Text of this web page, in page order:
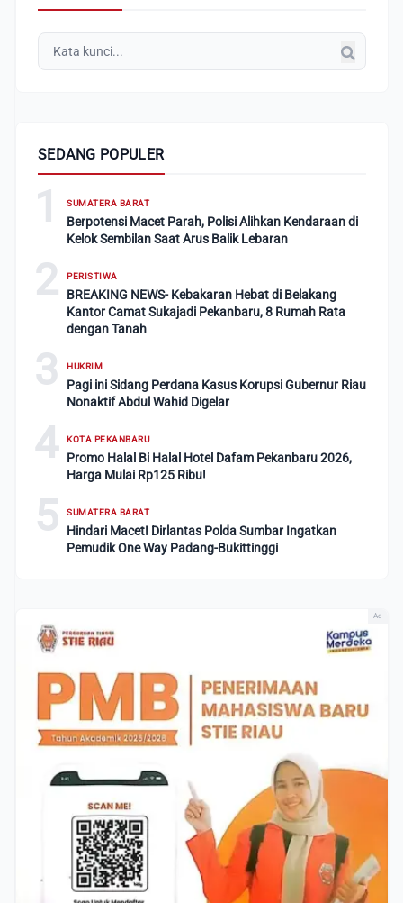
SEDANG POPULER
1 SUMATERA BARAT
Berpotensi Macet Parah, Polisi Alihkan Kendaraan di
Kelok Sembilan Saat Arus Balik Lebaran
2 PERISTIWA
BREAKING NEWS- Kebakaran Hebat di Belakang
Kantor Camat Sukajadi Pekanbaru, 8 Rumah Rata
dengan Tanah
3 HUKRIM
Pagi ini Sidang Perdana Kasus Korupsi Gubernur Riau
Nonaktif Abdul Wahid Digelar
4 KOTA PEKANBARU
Promo Halal Bi Halal Hotel Dafam Pekanbaru 2026,
Harga Mulai Rp125 Ribu!
5 SUMATERA BARAT
Hindari Macet! Dirlantas Polda Sumbar Ingatkan
Pemudik One Way Padang-Bukittinggi
Ad